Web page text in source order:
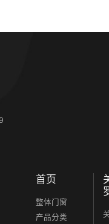
首页
整体门窗
产品分类